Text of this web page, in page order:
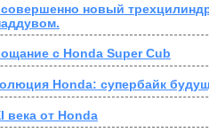
новый
с Honda Super Cub
Honda: супербайк
века от Honda